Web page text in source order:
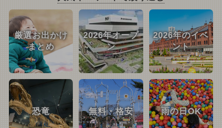
厳選お出かけ
まとめ
2026年オープ
ン
2026年のイベ
ント
恐竜 無料・格安 雨の日OK